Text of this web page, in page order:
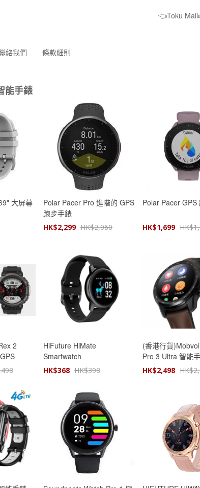
👈Toku
絡我們 條款細則
能手錶
大屏幕
Polar Pacer Pro 進階的 GPS
跑步手錶
HK$2,299 HK$2,960
Polar Pacer GPS
HK$1,699 HK$
2
錶
HiFuture HiMate
Smartwatch
HK$368 HK$398
(香港行貨
Pro 3 Ultra 智能
HK$2,498 HK$